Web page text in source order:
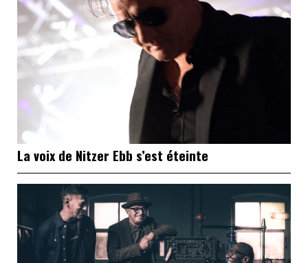
La voix de Nitzer Ebb s’est éteinte